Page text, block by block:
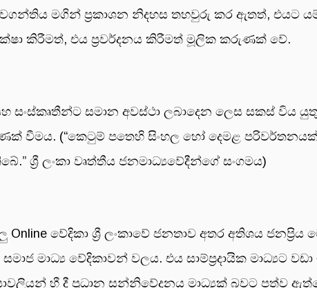
වගන්තිය මගින් ප්‍රකාශන නිදහස තහවුරු කර ඇතත්, එයට
කිරීමත්, එය ප්‍රවර්දනය කිරීමත් මූලික කරුණක් වේ.
සංස්කෘතීන්ට සමාන අවස්ථා ලබාදෙන ලෙස සකස් විය
වීමය. (“කෙටුම් පතෙහි සිංහල හෝ දෙමළ
ශ්‍රී ලංකා වෘත්තීය ජනමාධ්‍යවේදීන්ගේ සංගමය)
වේදිකා ශ්‍රී ලංකාවේ ජනතාව අතර අතිශය
මාධ්‍ය වේදිකාවන් වලය. එය සාම්ප්‍රදායික මාධ්‍යට
හී දී ප්‍රධාන සන්නිවේදනය මාධ්‍යක් බවට පත්ව